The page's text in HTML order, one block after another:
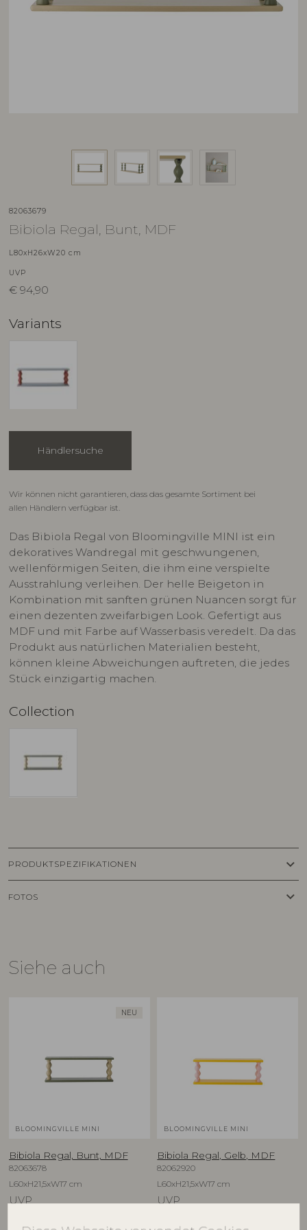
82063679
Bibiola Regal, Bunt, MDF
L80xH26xW20 cm
UVP
€ 94,90
Variants
Händlersuche
Wir können nicht garantieren, dass das gesamte Sortiment bei
allen Händlern verfügbar ist.
Das Bibiola Regal von Bloomingville MINI ist ein
dekoratives Wandregal mit geschwungenen,
wellenförmigen Seiten, die ihm eine verspielte
Ausstrahlung verleihen. Der helle Beigeton in
Kombination mit sanften grünen Nuancen sorgt für
einen dezenten zweifarbigen Look. Gefertigt aus
MDF und mit Farbe auf Wasserbasis veredelt. Da das
Produkt aus natürlichen Materialien besteht,
können kleine Abweichungen auftreten, die jedes
Stück einzigartig machen.
Collection
PRODUKTSPEZIFIKATIONEN keyboard_arrow_down
FOTOS keyboard_arrow_down
Siehe auch
NEU
BLOOMINGVILLE MINI
Bibiola Regal, Bunt, MDF
82063678
L60xH21,5xW17 cm
UVP
BLOOMINGVILLE MINI
Bibiola Regal, Gelb, MDF
82062920
L60xH21,5xW17 cm
UVP